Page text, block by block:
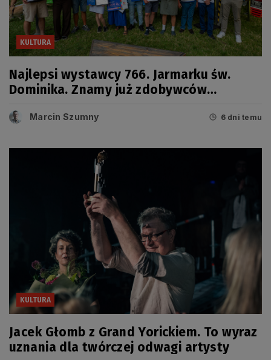
KULTURA
Najlepsi wystawcy 766. Jarmarku św.
Dominika. Znamy już zdobywców
Marcin Szumny 6 dni temu
KULTURA
Jacek Głomb z Grand Yorickiem. To wyraz
uznania dla twórczej odwagi artysty